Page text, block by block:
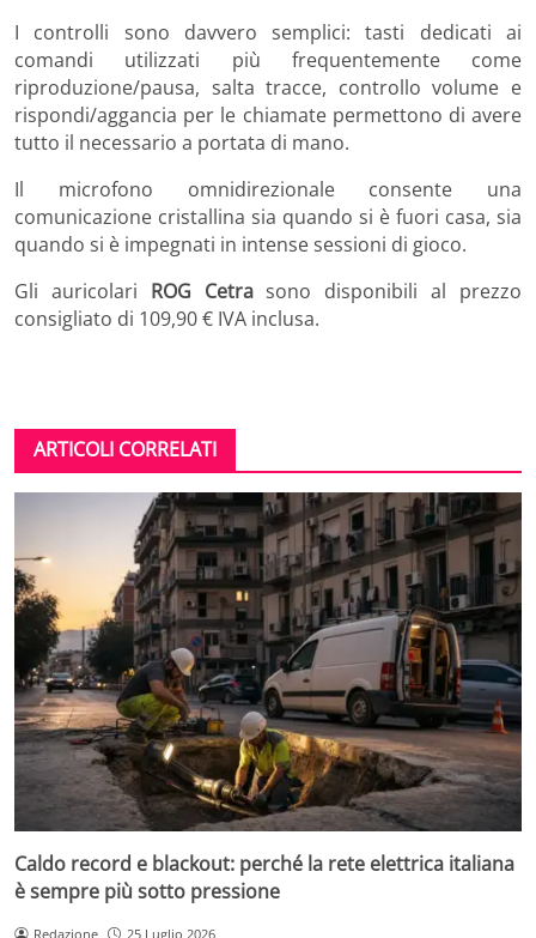
I controlli sono davvero semplici: tasti dedicati ai
comandi utilizzati più frequentemente come
riproduzione/pausa, salta tracce, controllo volume e
rispondi/aggancia per le chiamate permettono di avere
tutto il necessario a portata di mano.
Il microfono omnidirezionale consente una
comunicazione cristallina sia quando si è fuori casa, sia
quando si è impegnati in intense sessioni di gioco.
Gli auricolari ROG Cetrasono disponibili al prezzo
consigliato di 109,90 € IVA inclusa.
ARTICOLI CORRELATI
Caldo record e blackout: perché la rete elettrica italiana
è sempre più sotto pressione
Redazione 25 Luglio 2026